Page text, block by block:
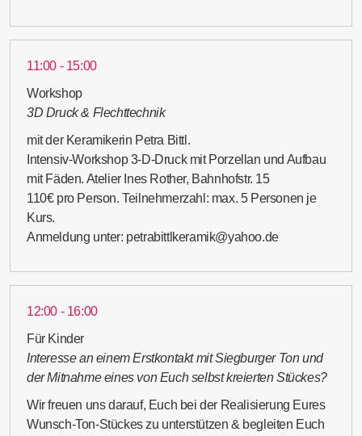
11:00 - 15:00
Workshop
3D Druck & Flechttechnik
mit der Keramikerin Petra Bittl.
Intensiv-Workshop 3-D-Druck mit Porzellan und Aufbau
mit Fäden. Atelier Ines Rother, Bahnhofstr. 15
110€ pro Person. Teilnehmerzahl: max. 5 Personen je
Kurs.
Anmeldung unter: petrabittlkeramik@yahoo.de
12:00 - 16:00
Für Kinder
Interesse an einem Erstkontakt mit Siegburger Ton und
der Mitnahme eines von Euch selbst kreierten Stückes?
Wir freuen uns darauf, Euch bei der Realisierung Eures
Wunsch-Ton-Stückes zu unterstützen & begleiten Euch